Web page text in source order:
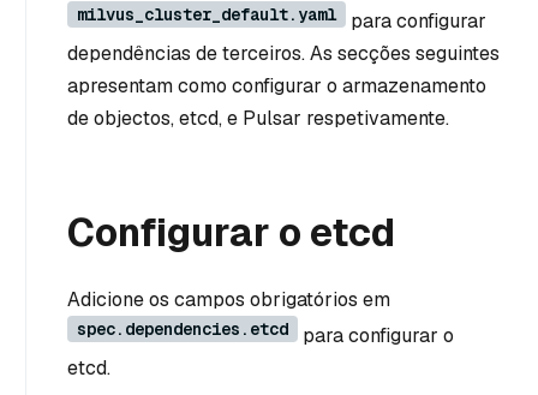
milvus_cluster_default.yaml
para configurar
dependências de terceiros. As secções seguintes
apresentam como configurar o armazenamento
de objectos, etcd, e Pulsar respetivamente.
Configurar o etcd
Adicione os campos obrigatórios em
spec.dependencies.etcd
para configurar o
etcd.